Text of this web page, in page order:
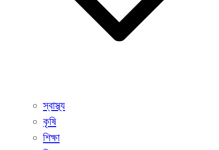
স্বাস্থ্য
কৃষি
শিক্ষা